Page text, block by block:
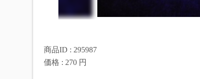
商品ID : 295987
価格 : 270 円